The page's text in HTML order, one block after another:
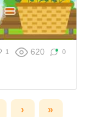
1 620 0
› »